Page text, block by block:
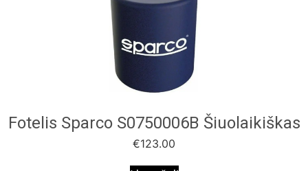
Fotelis Sparco S0750006B Šiuolaikiškas
€123.00